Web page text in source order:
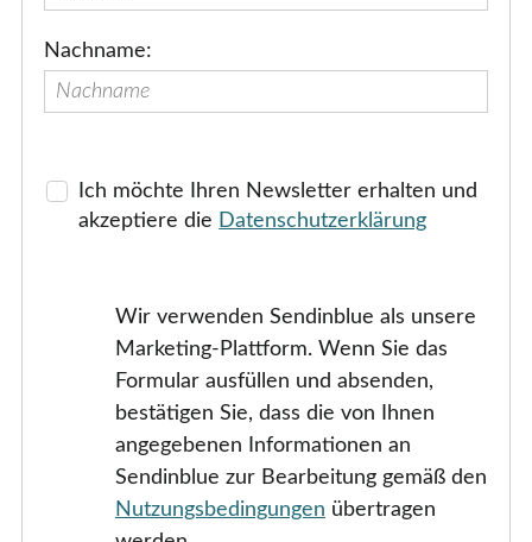
Nachname:
Ich möchte Ihren Newsletter erhalten und
akzeptiere die Datenschutzerklärung
Wir verwenden Sendinblue als unsere
Marketing-Plattform. Wenn Sie das
Formular ausfüllen und absenden,
bestätigen Sie, dass die von Ihnen
angegebenen Informationen an
Sendinblue zur Bearbeitung gemäß den
Nutzungsbedingungen übertragen